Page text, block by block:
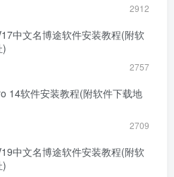
2912
中文名博途软件安装教程(附软
)
2757
14软件安装教程(附软件下载地
2709
中文名博途软件安装教程(附软
)